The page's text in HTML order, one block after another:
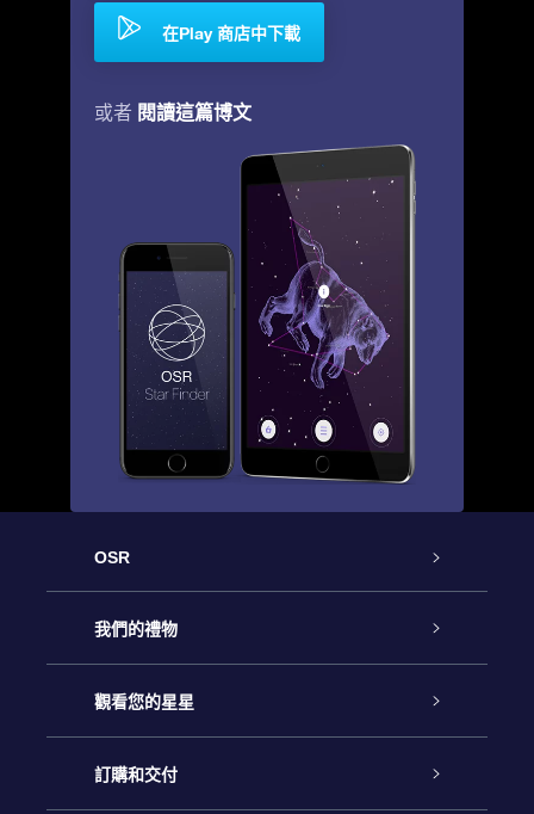
在Play 商店中下載
或者 閱讀這篇博文
OSR
客戶服務
聯繫我們
博客
我們的禮物
Online Star禮物
OSR禮物包
觀看您的星星
星星注册
訂購和交付